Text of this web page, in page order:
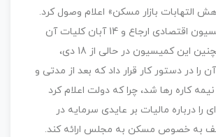
التهابات بازار مسکن» اعلام وصول کرد.
این طرح به کمیسیون اقتصادی ارجاع و 14 آبان کلیات آن
تصویب شد. همچنین این کمیسیون در حالی از 18 دی،
را در دستور کار قرار داد که بعد از مدتی و
نیمه کاره رها شد، چرا که دولت اعلام کرد
را درباره مالیات بر عایدی سرمایه در
به خصوص مسکن به مجلس ارائه کند.